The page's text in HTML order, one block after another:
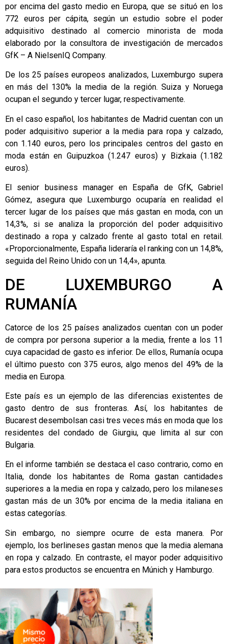
por encima del gasto medio en Europa, que se situó en los
772 euros per cápita, según un estudio sobre el poder
adquisitivo destinado al comercio minorista de moda
elaborado por la consultora de investigación de mercados
GfK – A NielsenIQ Company.
De los 25 países europeos analizados, Luxemburgo supera
en más del 130% la media de la región. Suiza y Noruega
ocupan el segundo y tercer lugar, respectivamente.
En el caso español, los habitantes de Madrid cuentan con un
poder adquisitivo superior a la media para ropa y calzado,
con 1.140 euros, pero los principales centros del gasto en
moda están en Guipuzkoa (1.247 euros) y Bizkaia (1.182
euros).
El senior business manager en España de GfK, Gabriel
Gómez, asegura que Luxemburgo ocuparía en realidad el
tercer lugar de los países que más gastan en moda, con un
14,3%, si se analiza la proporción del poder adquisitivo
destinado a ropa y calzado frente al gasto total en retail.
«Proporcionalmente, España lideraría el ranking con un 14,8%,
seguida del Reino Unido con un 14,4», apunta.
DE LUXEMBURGO A
RUMANÍA
Catorce de los 25 países analizados cuentan con un poder
de compra por persona superior a la media, frente a los 11
cuya capacidad de gasto es inferior. De ellos, Rumanía ocupa
el último puesto con 375 euros, algo menos del 49% de la
media en Europa.
Este país es un ejemplo de las diferencias existentes de
gasto dentro de sus fronteras. Así, los habitantes de
Bucarest desembolsan casi tres veces más en moda que los
residentes del condado de Giurgiu, que limita al sur con
Bulgaria.
En el informe también se destaca el caso contrario, como en
Italia, donde los habitantes de Roma gastan cantidades
superiores a la media en ropa y calzado, pero los milaneses
gastan más de un 30% por encima de la media italiana en
estas categorías.
Sin embargo, no siempre ocurre de esta manera. Por
ejemplo, los berlineses gastan menos que la media alemana
en ropa y calzado. En contraste, el mayor poder adquisitivo
para estos productos se encuentra en Múnich y Hamburgo.